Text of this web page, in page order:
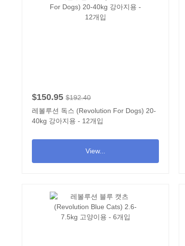
$150.95 $192.40
레볼루션 독스 (Revolution For Dogs) 20-
40kg 강아지용 - 12개입
View...